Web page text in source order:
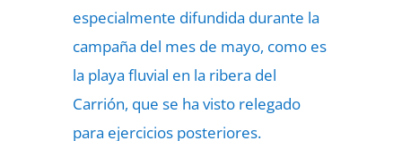
especialmente difundida durante la
campaña del mes de mayo, como es
la playa fluvial en la ribera del
Carrión, que se ha visto relegado
para ejercicios posteriores.